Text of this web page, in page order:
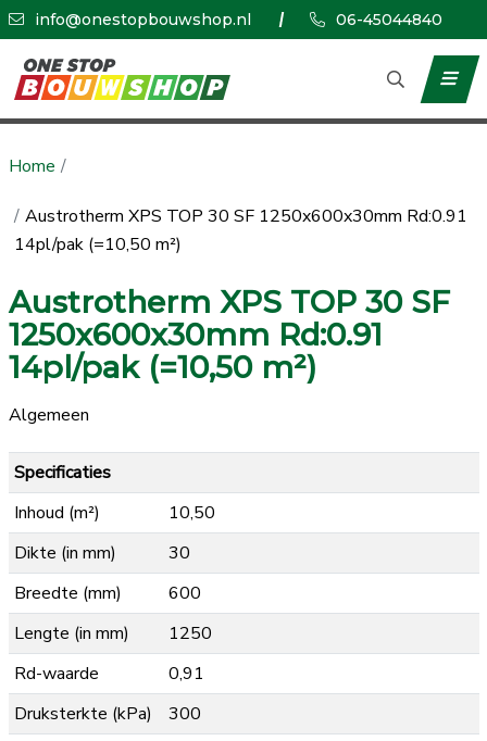
info@onestopbouwshop.nl 06-45044840
Home
Austrotherm XPS TOP 30 SF 1250x600x30mm Rd:0.91
14pl/pak (=10,50 m²)
Austrotherm XPS TOP 30 SF
1250x600x30mm Rd:0.91
14pl/pak (=10,50 m²)
Algemeen
Specificaties
Inhoud (m²)
10,50
Dikte (in mm)
30
Breedte (mm)
600
Lengte (in mm)
1250
Rd-waarde
0,91
Druksterkte (kPa)
300